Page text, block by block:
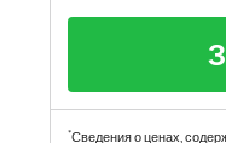
*Сведения о ценах,